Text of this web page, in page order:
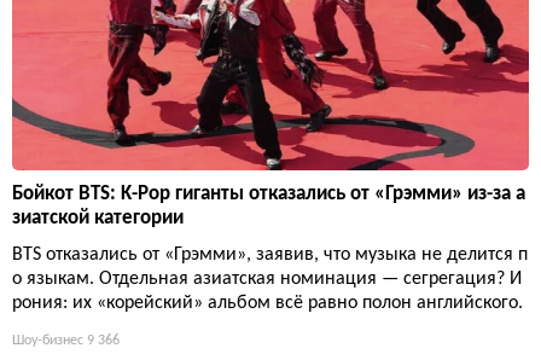
Бойкот BTS: K-Pop гиганты отказались от «Грэмми» из-за а
зиатской категории
BTS отказались от «Грэмми», заявив, что музыка не делится п
о языкам. Отдельная азиатская номинация — сегрегация? И
рония: их «корейский» альбом всё равно полон английского.
Шоу-бизнес 9 366